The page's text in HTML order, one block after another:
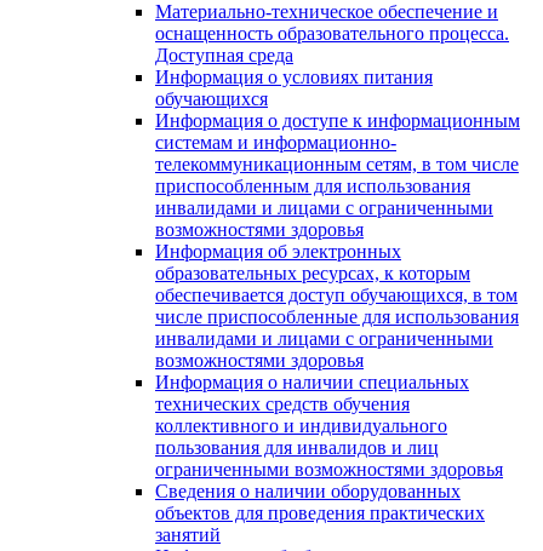
Материально-техническое обеспечение и
оснащенность образовательного процесса.
Доступная среда
Информация о условиях питания
обучающихся
Информация о доступе к информационным
системам и информационно-
телекоммуникационным сетям, в том числе
приспособленным для использования
инвалидами и лицами с ограниченными
возможностями здоровья
Информация об электронных
образовательных ресурсах, к которым
обеспечивается доступ обучающихся, в том
числе приспособленные для использования
инвалидами и лицами с ограниченными
возможностями здоровья
Информация о наличии специальных
технических средств обучения
коллективного и индивидуального
пользования для инвалидов и лиц
ограниченными возможностями здоровья
Сведения о наличии оборудованных
объектов для проведения практических
занятий